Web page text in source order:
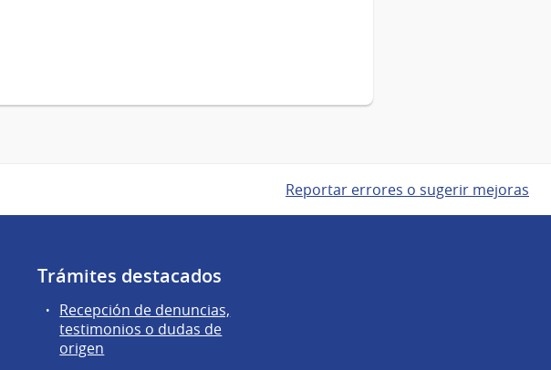
Reportar errores o sugerir mejoras
Trámites destacados
Recepción de denuncias,
testimonios o dudas de
origen